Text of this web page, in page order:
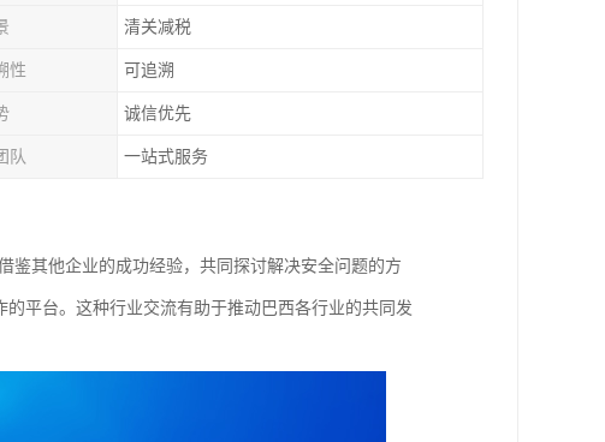
清关减税
性 可追溯
诚信优先
队 一站式服务
鉴其他企业的成功经验，共同探讨解决安全问题的方
平台。这种行业交流有助于推动巴西各行业的共同发